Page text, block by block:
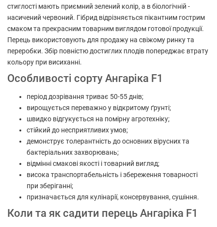
стиглості мають приємний зелений колір, а в біологічній -
насичений червоний. Гібрид відрізняється пікантним гострим
смаком та прекрасним товарним виглядом готової продукції.
Перець використовують для продажу на свіжому ринку та
переробки. Збір повністю достиглих плодів попереджає втрату
кольору при висиханні.
Особливості сорту Ангаріка F1
період дозрівання триває 50-55 днів;
вирощується переважно у відкритому ґрунті;
швидко відгукується на помірну агротехніку;
стійкий до несприятливих умов;
демонструє толерантність до основних вірусних та
бактеріальних захворювань;
відмінні смакові якості і товарний вигляд;
висока транспортабельність і збереження товарності
при зберіганні;
призначається для кулінарії, консервування, сушіння.
Коли та як садити перець Ангаріка F1